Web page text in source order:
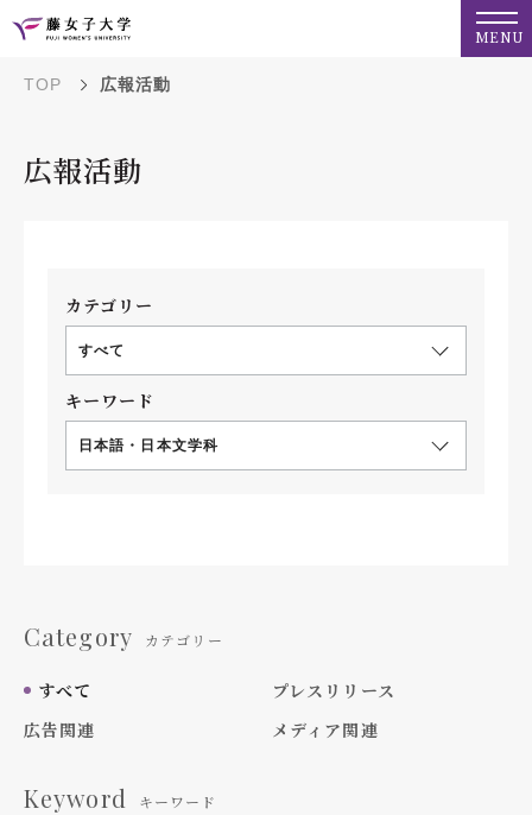
MENU
TOP 広報活動
広報活動
カテゴリー
すべて
キーワード
日本語・日本文学科
Category カテゴリー
すべて
プレスリリース
広告関連
メディア関連
Keyword キーワード